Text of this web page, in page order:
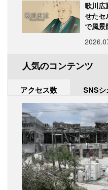
歌川広
せたセ
で風景
人気のコンテンツ
アクセス数 SNSシ